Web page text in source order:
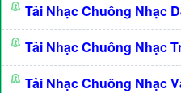
Tải Nhạc Chuông Nhạc
Tải Nhạc Chuông Nhạc
Tải Nhạc Chuông Nhạc